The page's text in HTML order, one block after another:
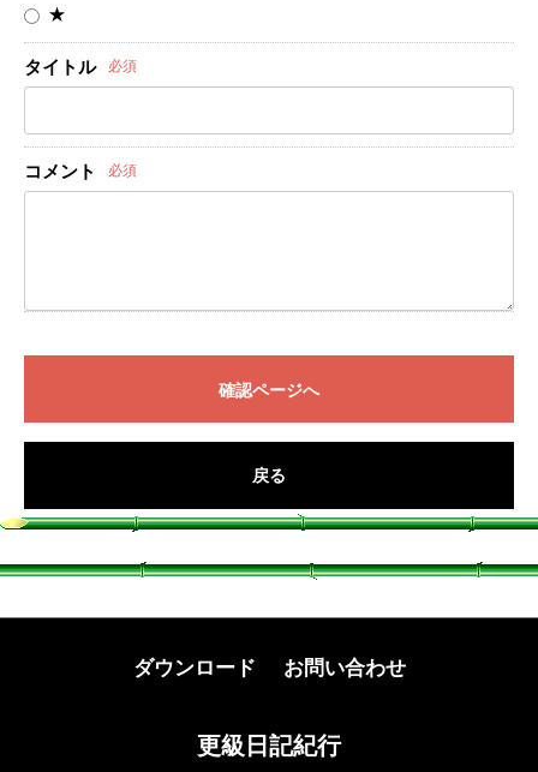
★
タイトル 必須
コメント 必須
確認ページへ
戻る
ダウンロード お問い合わせ
更級日記紀行